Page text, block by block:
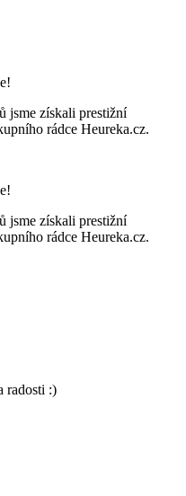
jsme získali prestižní
rádce Heureka.cz.
jsme získali prestižní
rádce Heureka.cz.
radosti :)